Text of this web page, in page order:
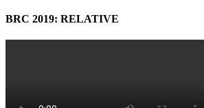
BRC 2019: RELATIVE